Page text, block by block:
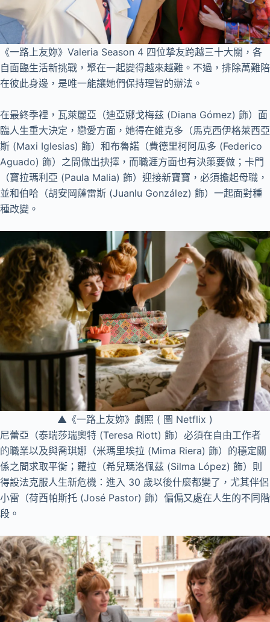
《一路上友妳》Valeria Season 4 四位摯友跨越三十大關，各
自面臨生活新挑戰，聚在一起變得越來越難。不過，排除萬難陪
在彼此身邊，是唯一能讓她們保持理智的辦法。
在最終季裡，瓦萊麗亞（迪亞娜戈梅茲 (Diana Gómez) 飾）面
臨人生重大決定，戀愛方面，她得在維克多（馬克西伊格萊西亞
斯 (Maxi Iglesias) 飾）和布魯諾（費德里柯阿瓜多 (Federico
Aguado) 飾）之間做出抉擇，而職涯方面也有決策要做；卡門
（寶拉瑪利亞 (Paula Malia) 飾）迎接新寶寶，必須擔起母職，
並和伯哈（胡安岡薩雷斯 (Juanlu González) 飾）一起面對種
種改變。
▲《一路上友妳》劇照 ( 圖 Netflix )
尼蕾亞（泰瑞莎瑞奧特 (Teresa Riott) 飾）必須在自由工作者
的職業以及與喬琪娜（米瑪里埃拉 (Mima Riera) 飾）的穩定關
係之間求取平衡；蘿拉（希兒瑪洛佩茲 (Silma López) 飾）則
得設法克服人生新危機：進入 30 歲以後什麼都變了，尤其伴侶
小雷（荷西帕斯托 (José Pastor) 飾）偏偏又處在人生的不同階
段。